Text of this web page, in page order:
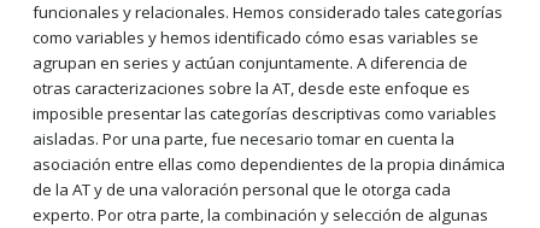
funcionales y relacionales. Hemos considerado tales categorías
como variables y hemos identificado cómo esas variables se
agrupan en series y actúan conjuntamente. A diferencia de
otras caracterizaciones sobre la AT, desde este enfoque es
imposible presentar las categorías descriptivas como variables
aisladas. Por una parte, fue necesario tomar en cuenta la
asociación entre ellas como dependientes de la propia dinámica
de la AT y de una valoración personal que le otorga cada
experto. Por otra parte, la combinación y selección de algunas